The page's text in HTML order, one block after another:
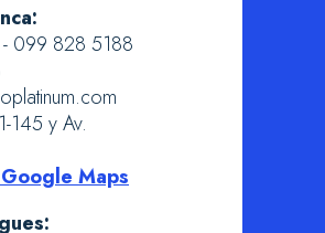
099 828 5188
145 y Av.
Maps